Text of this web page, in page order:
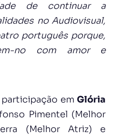
de continuar a
no Audiovisual,
português porque,
no com amor e
participação emGlória
Pimentel (Melhor
(Melhor Atriz) e